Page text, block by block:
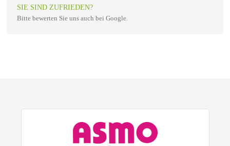
SIE SIND ZUFRIEDEN?
Bitte bewerten Sie uns auch bei Google.